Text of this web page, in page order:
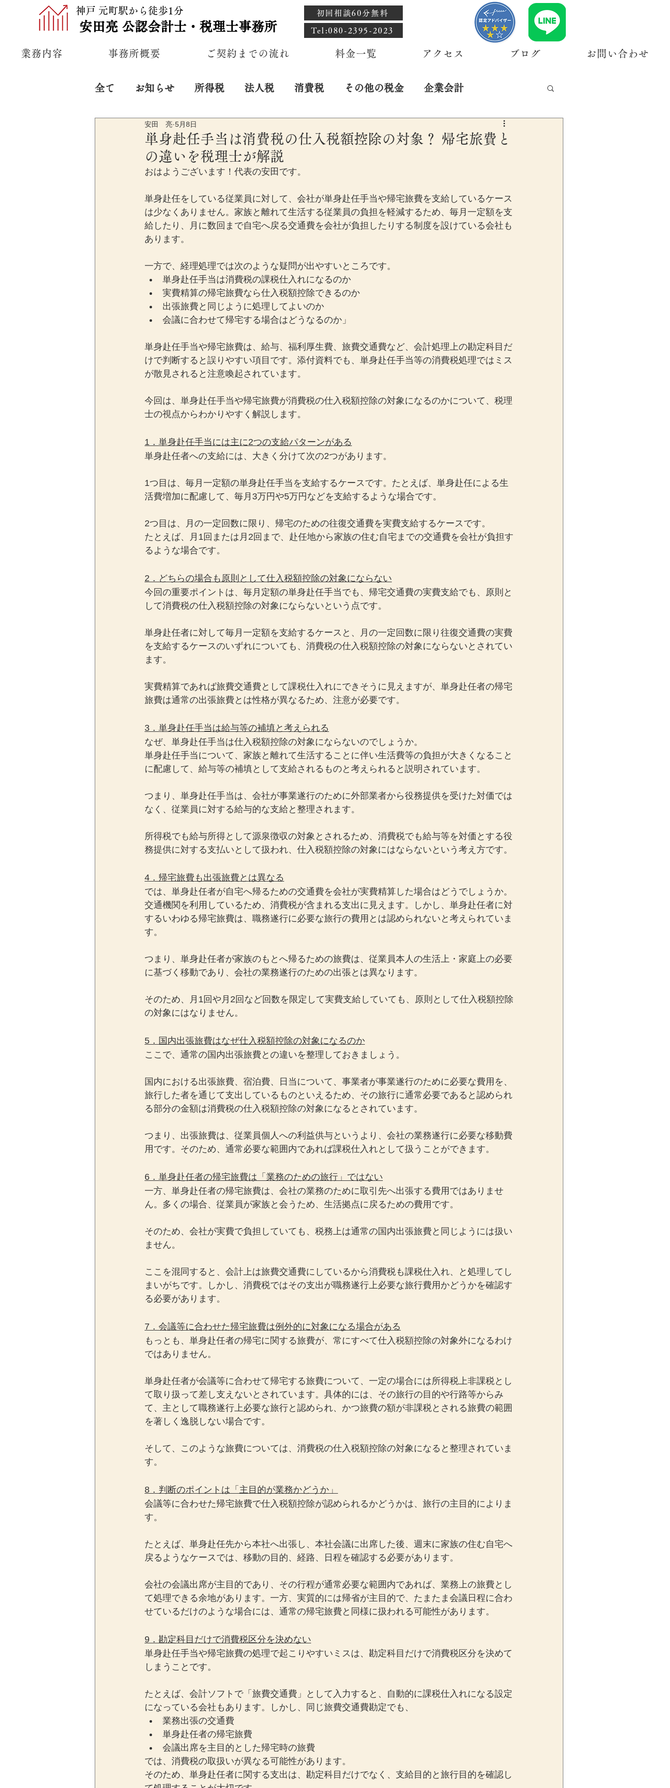
神戸 元町駅から徒歩1分
安田亮 公認会計士・税理士事務所
初回相談60分無料
​Tel:080-2395-2023
業務内容 事務所概要 ご契約までの流れ 料金一覧 アクセス ブログ お問い合わせ
全て お知らせ 所得税 法人税 消費税 その他の税金 企業会計
プライベート 経営
単身赴任手当は消費税の仕入税額控除の対象？ 帰宅旅費と
の違いを税理士が解説
安田 亮 5月8日
おはようございます！代表の安田です。
単身赴任をしている従業員に対して、会社が単身赴任手当や帰宅旅費を支給しているケース
は少なくありません。家族と離れて生活する従業員の負担を軽減するため、毎月一定額を支
給したり、月に数回まで自宅へ戻る交通費を会社が負担したりする制度を設けている会社も
あります。
一方で、経理処理では次のような疑問が出やすいところです。
単身赴任手当は消費税の課税仕入れになるのか
実費精算の帰宅旅費なら仕入税額控除できるのか
出張旅費と同じように処理してよいのか
会議に合わせて帰宅する場合はどうなるのか」
単身赴任手当や帰宅旅費は、給与、福利厚生費、旅費交通費など、会計処理上の勘定科目だ
けで判断すると誤りやすい項目です。添付資料でも、単身赴任手当等の消費税処理ではミス
が散見されると注意喚起されています。
今回は、単身赴任手当や帰宅旅費が消費税の仕入税額控除の対象になるのかについて、税理
士の視点からわかりやすく解説します。
1．単身赴任手当には主に2つの支給パターンがある
単身赴任者への支給には、大きく分けて次の2つがあります。
1つ目は、毎月一定額の単身赴任手当を支給するケースです。たとえば、単身赴任による生
活費増加に配慮して、毎月3万円や5万円などを支給するような場合です。
2つ目は、月の一定回数に限り、帰宅のための往復交通費を実費支給するケースです。
たとえば、月1回または月2回まで、赴任地から家族の住む自宅までの交通費を会社が負担す
るような場合です。
2．どちらの場合も原則として仕入税額控除の対象にならない
今回の重要ポイントは、毎月定額の単身赴任手当でも、帰宅交通費の実費支給でも、原則と
して消費税の仕入税額控除の対象にならないという点です。
単身赴任者に対して毎月一定額を支給するケースと、月の一定回数に限り往復交通費の実費
を支給するケースのいずれについても、消費税の仕入税額控除の対象にならないとされてい
ます。
実費精算であれば旅費交通費として課税仕入れにできそうに見えますが、単身赴任者の帰宅
旅費は通常の出張旅費とは性格が異なるため、注意が必要です。
3．単身赴任手当は給与等の補填と考えられる
なぜ、単身赴任手当は仕入税額控除の対象にならないのでしょうか。
単身赴任手当について、家族と離れて生活することに伴い生活費等の負担が大きくなること
に配慮して、給与等の補填として支給されるものと考えられると説明されています。
つまり、単身赴任手当は、会社が事業遂行のために外部業者から役務提供を受けた対価では
なく、従業員に対する給与的な支給と整理されます。
所得税でも給与所得として源泉徴収の対象とされるため、消費税でも給与等を対価とする役
務提供に対する支払いとして扱われ、仕入税額控除の対象にはならないという考え方です。
4．帰宅旅費も出張旅費とは異なる
では、単身赴任者が自宅へ帰るための交通費を会社が実費精算した場合はどうでしょうか。
交通機関を利用しているため、消費税が含まれる支出に見えます。しかし、単身赴任者に対
するいわゆる帰宅旅費は、職務遂行に必要な旅行の費用とは認められないと考えられていま
す。
つまり、単身赴任者が家族のもとへ帰るための旅費は、従業員本人の生活上・家庭上の必要
に基づく移動であり、会社の業務遂行のための出張とは異なります。
そのため、月1回や月2回など回数を限定して実費支給していても、原則として仕入税額控除
の対象にはなりません。
5．国内出張旅費はなぜ仕入税額控除の対象になるのか
ここで、通常の国内出張旅費との違いを整理しておきましょう。
国内における出張旅費、宿泊費、日当について、事業者が事業遂行のために必要な費用を、
旅行した者を通じて支出しているものといえるため、その旅行に通常必要であると認められ
る部分の金額は消費税の仕入税額控除の対象になるとされています。
つまり、出張旅費は、従業員個人への利益供与というより、会社の業務遂行に必要な移動費
用です。そのため、通常必要な範囲内であれば課税仕入れとして扱うことができます。
6．単身赴任者の帰宅旅費は「業務のための旅行」ではない
一方、単身赴任者の帰宅旅費は、会社の業務のために取引先へ出張する費用ではありませ
ん。多くの場合、従業員が家族と会うため、生活拠点に戻るための費用です。
そのため、会社が実費で負担していても、税務上は通常の国内出張旅費と同じようには扱い
ません。
ここを混同すると、会計上は旅費交通費にしているから消費税も課税仕入れ、と処理してし
まいがちです。しかし、消費税ではその支出が職務遂行上必要な旅行費用かどうかを確認す
る必要があります。
7．会議等に合わせた帰宅旅費は例外的に対象になる場合がある
もっとも、単身赴任者の帰宅に関する旅費が、常にすべて仕入税額控除の対象外になるわけ
ではありません。
単身赴任者が会議等に合わせて帰宅する旅費について、一定の場合には所得税上非課税とし
て取り扱って差し支えないとされています。具体的には、その旅行の目的や行路等からみ
て、主として職務遂行上必要な旅行と認められ、かつ旅費の額が非課税とされる旅費の範囲
を著しく逸脱しない場合です。
そして、このような旅費については、消費税の仕入税額控除の対象になると整理されていま
す。
8．判断のポイントは「主目的が業務かどうか」
会議等に合わせた帰宅旅費で仕入税額控除が認められるかどうかは、旅行の主目的によりま
す。
たとえば、単身赴任先から本社へ出張し、本社会議に出席した後、週末に家族の住む自宅へ
戻るようなケースでは、移動の目的、経路、日程を確認する必要があります。
会社の会議出席が主目的であり、その行程が通常必要な範囲内であれば、業務上の旅費とし
て処理できる余地があります。一方、実質的には帰省が主目的で、たまたま会議日程に合わ
せているだけのような場合には、通常の帰宅旅費と同様に扱われる可能性があります。
9．勘定科目だけで消費税区分を決めない
単身赴任手当や帰宅旅費の処理で起こりやすいミスは、勘定科目だけで消費税区分を決めて
しまうことです。
たとえば、会計ソフトで「旅費交通費」として入力すると、自動的に課税仕入れになる設定
になっている会社もあります。しかし、同じ旅費交通費勘定でも、
業務出張の交通費
単身赴任者の帰宅旅費
会議出席を主目的とした帰宅時の旅費
では、消費税の取扱いが異なる可能性があります。
そのため、単身赴任者に関する支出は、勘定科目だけでなく、支給目的と旅行目的を確認し